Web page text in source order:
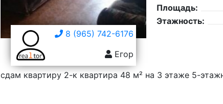
8 (965) 742-6176
Егор
Площадь:
Этажность:
сдам квартиру 2-к квартира 48 м² на 3 этаже 5-